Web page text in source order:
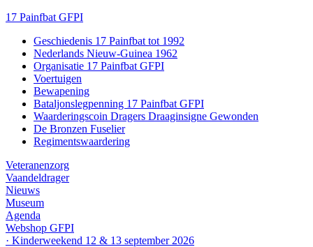
17 Painfbat GFPI
Geschiedenis 17 Painfbat tot 1992
Nederlands Nieuw-Guinea 1962
Organisatie 17 Painfbat GFPI
Voertuigen
Bewapening
Bataljonslegpenning 17 Painfbat GFPI
Waarderingscoin Dragers Draaginsigne Gewonden
De Bronzen Fuselier
Regimentswaardering
Veteranenzorg
Vaandeldrager
Nieuws
Museum
Agenda
Webshop GFPI
· Kinderweekend 12 & 13 september 2026